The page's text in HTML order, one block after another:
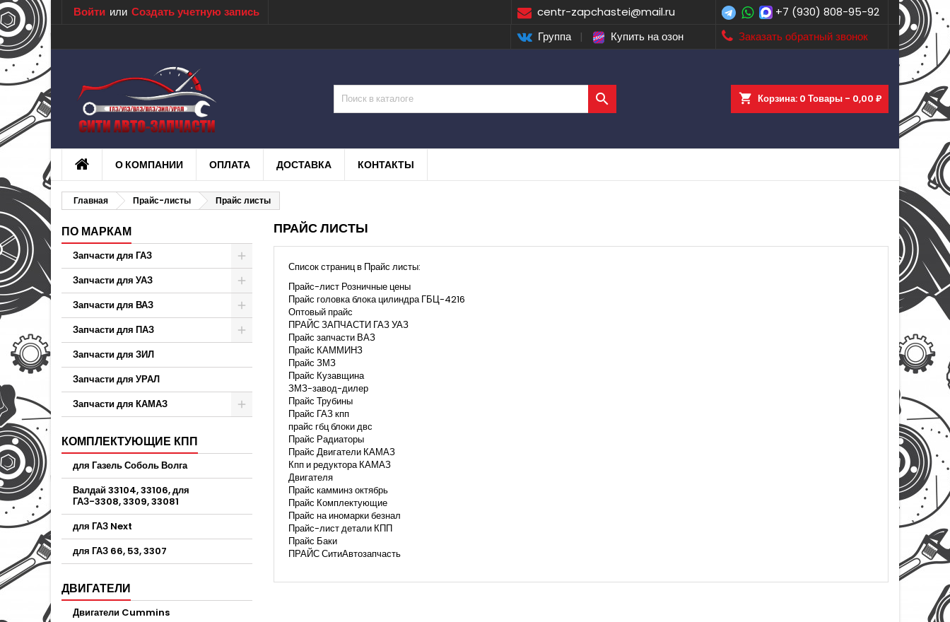
centr-zapchastei@mail.ru +7 (930) 808-95-92
Войти или Создать учетную запись
Заказать обратный звонок
Группа | Купить на озон
shopping_cart Корзина: 0 Товары - 0,00 ₽

О КОМПАНИИ ОПЛАТА ДОСТАВКА КОНТАКТЫ
Главная Прайс-листы Прайс листы
ПО МАРКАМ
Запчасти для ГАЗ
Запчасти для УАЗ
Запчасти для ВАЗ
Запчасти для ПАЗ
Запчасти для ЗИЛ
Запчасти для УРАЛ
Запчасти для КАМАЗ
КОМПЛЕКТУЮЩИЕ КПП
для Газель Соболь Волга
Валдай 33104, 33106, для
ГАЗ-3308, 3309, 33081
для ГАЗ Next
для ГАЗ 66, 53, 3307
ДВИГАТЕЛИ
Двигатели Cummins
ПРАЙС ЛИСТЫ
Список страниц в Прайс листы:
Прайс-лист Розничные цены
Прайс головка блока цилиндра ГБЦ-4216
Оптовый прайс
ПРАЙС ЗАПЧАСТИ ГАЗ УАЗ
Прайс запчасти ВАЗ
Прайс КАММИНЗ
Прайс ЗМЗ
Прайс Кузавщина
ЗМЗ-завод-дилер
Прайс Трубины
Прайс ГАЗ кпп
прайс гбц блоки двс
Прайс Радиаторы
Прайс Двигатели КАМАЗ
Кпп и редуктора КАМАЗ
Двигателя
Прайс камминз октябрь
Прайс Комплектующие
Прайс на иномарки безнал
Прайс-лист детали КПП
Прайс Баки
ПРАЙС СитиАвтозапчасть